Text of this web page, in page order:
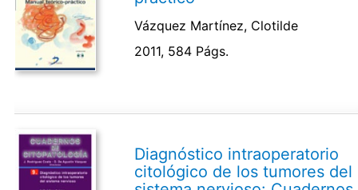
Vázquez Martínez, Clotilde
2011, 584 Págs.
Diagnóstico intraoperatorio
citológico de los tumores del